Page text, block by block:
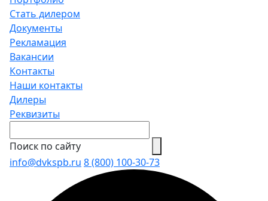
Стать дилером
Документы
Рекламация
Вакансии
Контакты
Наши контакты
Дилеры
Реквизиты
Поиск по сайту
info@dvkspb.ru 8 (800) 100-30-73